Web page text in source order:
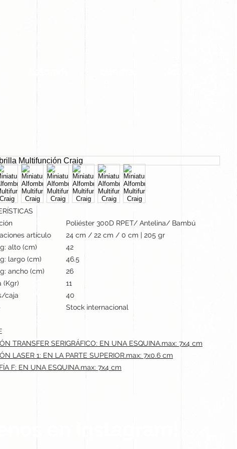
Poliéster 300D RPET/ Antelina/ Bambú
artículo
24 cm / 22 cm / 0 cm | 205 gr
alto (cm)
42
largo (cm)
46.5
ancho (cm)
26
(Kgr)
11
caja
40
Stock internacional
TRANSFER SERIGRÁFICO: EN UNA ESQUINA.max: 7x4 cm
LASER 1: EN LA PARTE SUPERIOR.max: 7x0.6 cm
F: EN UNA ESQUINA.max: 7x4 cm